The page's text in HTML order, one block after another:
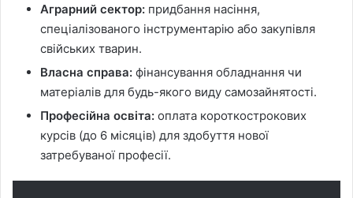
Аграрний сектор: придбання насіння,
спеціалізованого інструментарію або закупівля
свійських тварин.
Власна справа: фінансування обладнання чи
матеріалів для будь-якого виду самозайнятості.
Професійна освіта: оплата короткострокових
курсів (до 6 місяців) для здобуття нової
затребуваної професії.